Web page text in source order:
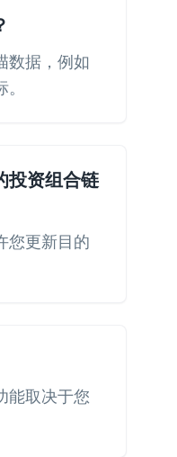
数据，例如
投资组合链
您更新目的
能取决于您